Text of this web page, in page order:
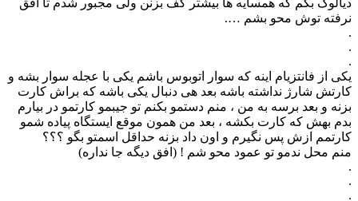
نرفته توش محو بشم ….
.
.
.
یکی از فانتزیام اینه که سوار اتوبوس باشم یکی با عجله سوار بشه و
کارتش شارژ نداشته باشه بعد هی دنبال یکی باشه که براش کارت
بزنه و بعد برسه به من ، منم دستمو بکنم تو جیبمو کارتمو در بیارم
بدم بهش که کارت بکشه ، بعد من همون موقع ایستگاه پیاده شمو
کارتمم ازش پس نگیرم و اون داد بزنه حداقل اسمتو بگو ؟؟؟
منم محل ندمو تو عمود محو شم ! (افق دیگه جا نداره)
.
.
.